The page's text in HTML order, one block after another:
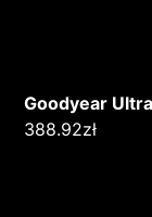
Goodyear
388.92zł